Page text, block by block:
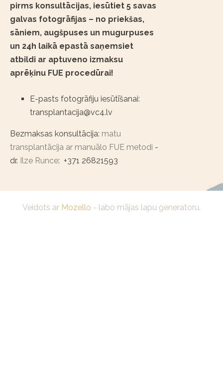
pirms konsultācijas, iesūtiet 5 savas
galvas fotogrāfijas – no priekšas,
sāniem, augšpuses un mugurpuses
un 24h laikā epastā saņemsiet
atbildi ar aptuveno izmaksu
aprēķinu FUE procedūrai!
E-pasts fotogrāfiju iesūtīšanai:
transplantacija@vc4.lv
Bezmaksas konsultācija: matu
transplantācija ar manuālo FUE metodi -
dr. Ilze Runce: +371 26821593
Veidots ar Mozello - labo mājas lapu ģeneratoru.